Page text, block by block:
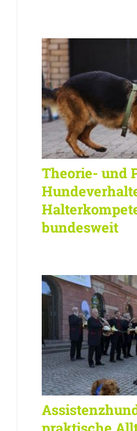
Theorie- und
bundesweit
praktische